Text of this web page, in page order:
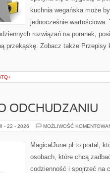
kuchnia wegańska może
jednocześnie wartościowa.
rozwiązań na poranek,
przekąskę. Zobacz także Przepisy
ODCHUDZANIU
- 22 - 2026 MOŻLIWOŚĆ
MagicalJune.pl to portal,
osobach, które chcą
codzienność i spojrzeć na